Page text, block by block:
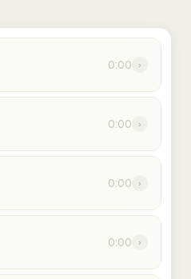
0:00 ›
0:00 ›
0:00 ›
0:00 ›